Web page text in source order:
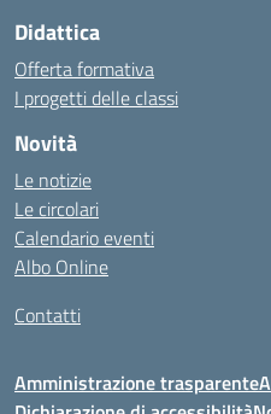
Didattica
Offerta formativa
I progetti delle classi
Novità
Le notizie
Le circolari
Calendario eventi
Albo Online
Contatti
Amministrazione trasparente